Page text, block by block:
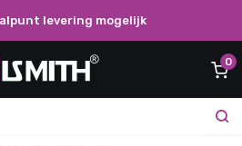
levering mogelijk
0